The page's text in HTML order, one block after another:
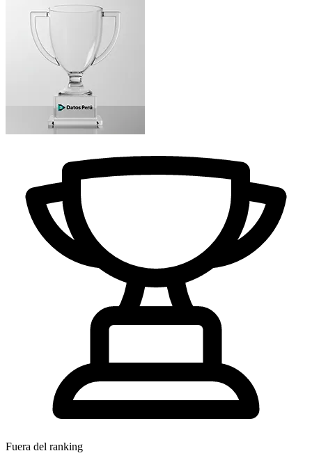
Fuera del ranking